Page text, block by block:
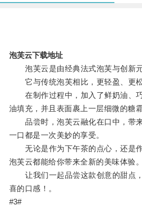
泡芙云下载地址
泡芙云是由经典法式泡芙与创新元
它与传统泡芙相比，更轻盈、更松
在制作过程中，加入了鲜奶油、
油填充，并且表面裹上一层细微的糖
品尝时，泡芙云融化在口中，带
一口都是一次美妙的享受。
无论是作为下午茶的点心，还是作
泡芙云都能给你带来全新的美味体验。
让我们一起品尝这款创意的甜点
喜的口感！。
#3#